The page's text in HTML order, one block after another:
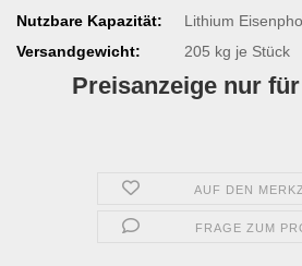
Nutzbare Kapazität:
Lithium
Versandgewicht:
205 kg je Stück
Preisanzeige nur
AUF DEN
FRAGE ZUM